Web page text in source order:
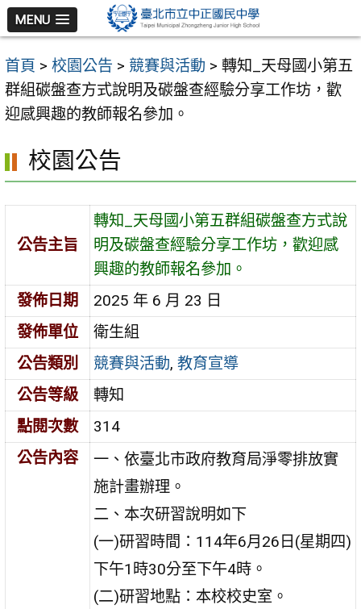
跳
至
主
要
內
區
MENU
首頁 > 校園公告 > 競賽與活動 > 轉知_天母國小第五
群組碳盤查方式說明及碳盤查經驗分享工作坊，歡
迎感興趣的教師報名參加。
校園公告
公告主旨
轉知_天母國小第五群組碳盤查方式說
明及碳盤查經驗分享工作坊，歡迎感
興趣的教師報名參加。
發佈日期
2025 年 6 月 23 日
發佈單位
衛生組
公告類別
競賽與活動,教育宣導
公告等級
轉知
點閱次數
314
公告內容
一、依臺北市政府教育局淨零排放實
施計畫辦理。
二、本次研習說明如下
(一)研習時間：114年6月26日(星期四)
下午1時30分至下午4時。
(二)研習地點：本校校史室。